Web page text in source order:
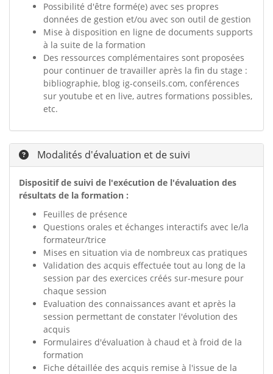
Possibilité d'être formé(e) avec ses propres
données de gestion et/ou avec son outil de gestion
Mise à disposition en ligne de documents supports
à la suite de la formation
Des ressources complémentaires sont proposées
pour continuer de travailler après la fin du stage :
bibliographie, blog ig-conseils.com, conférences
sur youtube et en live, autres formations possibles,
etc.
Modalités d'évaluation et de suivi
Dispositif de suivi de l'exécution de l'évaluation des
résultats de la formation :
Feuilles de présence
Questions orales et échanges interactifs avec le/la
formateur/trice
Mises en situation via de nombreux cas pratiques
Validation des acquis effectuée tout au long de la
session par des exercices créés sur-mesure pour
chaque session
Evaluation des connaissances avant et après la
session permettant de constater l'évolution des
acquis
Formulaires d'évaluation à chaud et à froid de la
formation
Fiche détaillée des acquis remise à l'issue de la